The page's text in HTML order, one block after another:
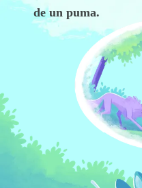
de un puma.